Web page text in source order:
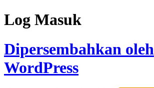
Log Masuk
Dipersembahkan oleh
WordPress